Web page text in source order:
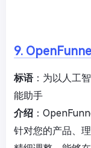
9.
标语：为以人工
能助手
介绍 ：
针对您的产品、